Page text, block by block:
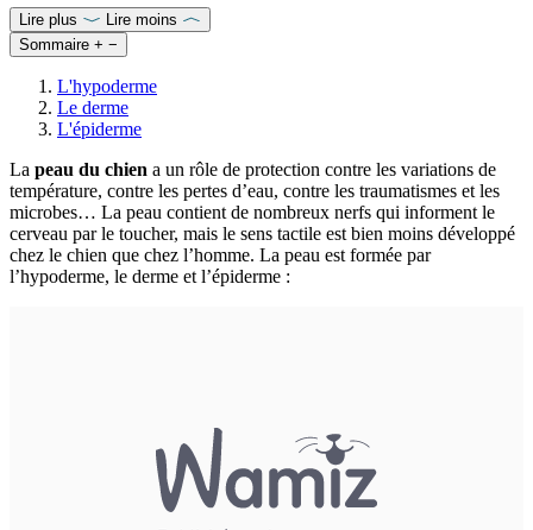
Lire plus
Lire moins
Sommaire + −
L'hypoderme
Le derme
L'épiderme
La peau du chien a un rôle de protection contre les variations de
température, contre les pertes d’eau, contre les traumatismes et les
microbes… La peau contient de nombreux nerfs qui informent le
cerveau par le toucher, mais le sens tactile est bien moins développé
chez le chien que chez l’homme. La peau est formée par
l’hypoderme, le derme et l’épiderme :